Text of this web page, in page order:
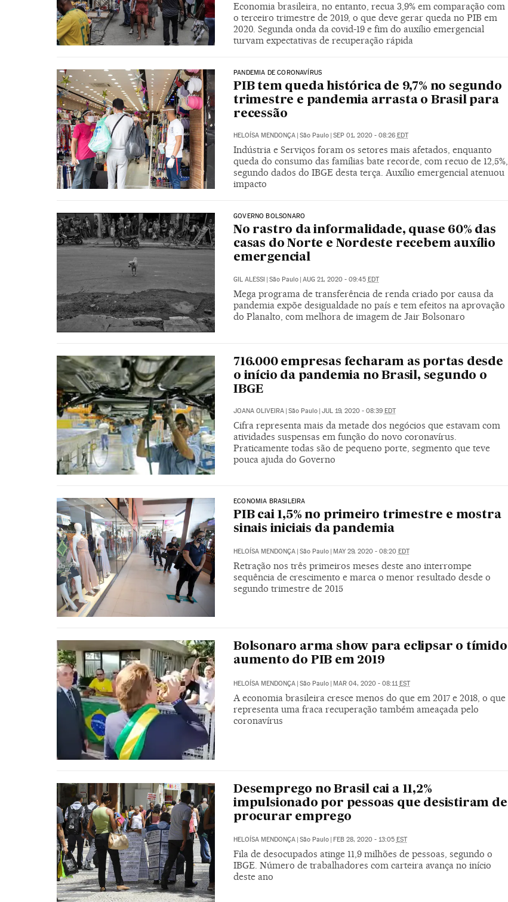
Economia brasileira, no entanto, recua 3,9% em comparação com
o terceiro trimestre de 2019, o que deve gerar queda no PIB em
2020. Segunda onda da covid-19 e fim do auxílio emergencial
turvam expectativas de recuperação rápida
PANDEMIA DE CORONAVÍRUS
PIB tem queda histórica de 9,7% no segundo
trimestre e pandemia arrasta o Brasil para
recessão
HELOÍSA MENDONÇA São Paulo SEP 01, 2020 - 08:26 EDT
Indústria e Serviços foram os setores mais afetados, enquanto
queda do consumo das famílias bate recorde, com recuo de 12,5%,
segundo dados do IBGE desta terça. Auxílio emergencial atenuou
impacto
GOVERNO BOLSONARO
No rastro da informalidade, quase 60% das
casas do Norte e Nordeste recebem auxílio
emergencial
GIL ALESSI | São Paulo | AUG 21, 2020 - 09:45 EDT
Mega programa de transferência de renda criado por causa da
pandemia expõe desigualdade no país e tem efeitos na aprovação
do Planalto, com melhora de imagem de Jair Bolsonaro
716.000 empresas fecharam as portas desde
o início da pandemia no Brasil, segundo o
IBGE
JOANA OLIVEIRA São Paulo JUL 19, 2020 - 08:39 EDT
Cifra representa mais da metade dos negócios que estavam com
atividades suspensas em função do novo coronavírus.
Praticamente todas são de pequeno porte, segmento que teve
pouca ajuda do Governo
ECONOMIA BRASILEIRA
PIB cai 1,5% no primeiro trimestre e mostra
sinais iniciais da pandemia
HELOÍSA MENDONÇA | São Paulo | MAY 29, 2020 - 08:20 EDT
Retração nos três primeiros meses deste ano interrompe
sequência de crescimento e marca o menor resultado desde o
segundo trimestre de 2015
Bolsonaro arma show para eclipsar o tímido
aumento do PIB em 2019
HELOÍSA MENDONÇA São Paulo MAR 04, 2020 - 08:11 EST
A economia brasileira cresce menos do que em 2017 e 2018, o que
representa uma fraca recuperação também ameaçada pelo
coronavírus
Desemprego no Brasil cai a 11,2%
impulsionado por pessoas que desistiram de
procurar emprego
HELOÍSA MENDONÇA | São Paulo | FEB 28, 2020 - 13:05 EST
Fila de desocupados atinge 11,9 milhões de pessoas, segundo o
IBGE. Número de trabalhadores com carteira avança no início
deste ano